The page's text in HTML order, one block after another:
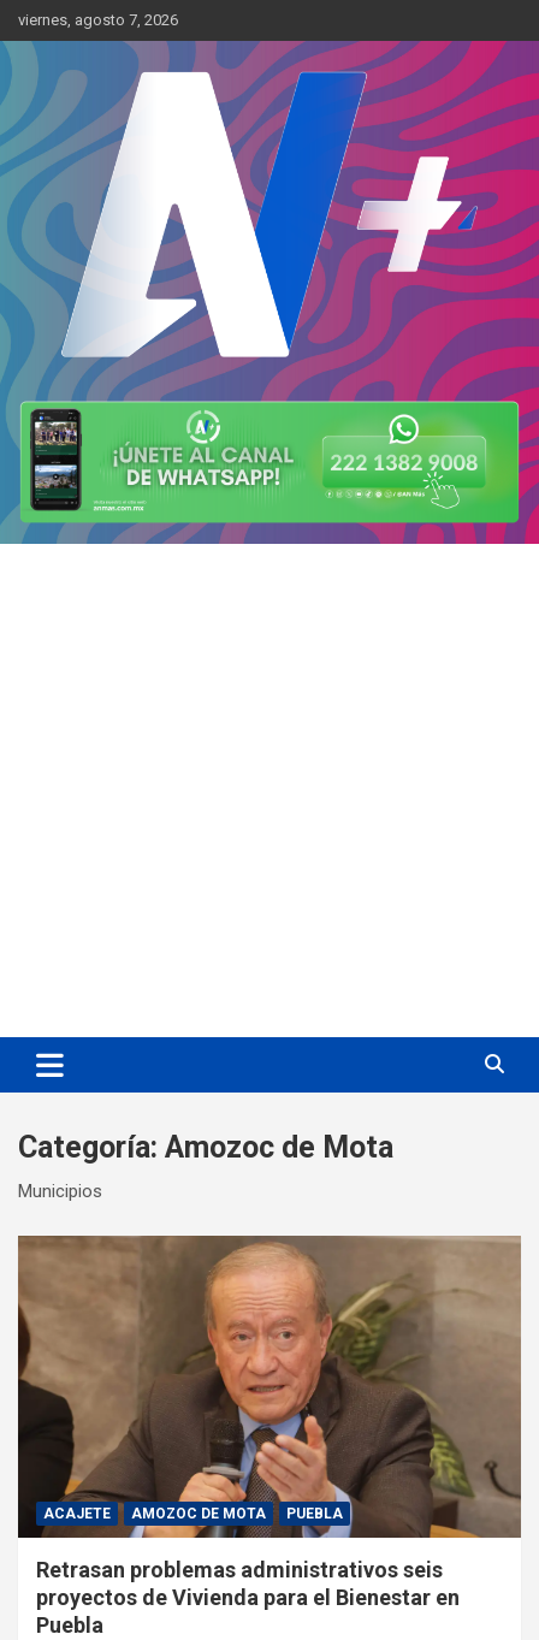
Skip
to
content
viernes, agosto 7, 2026
AN Más
Más cerca de ti
Categoría: Amozoc de Mota
Municipios
ACAJETE AMOZOC DE MOTA PUEBLA
Retrasan problemas administrativos seis
proyectos de Vivienda para el Bienestar en
Puebla